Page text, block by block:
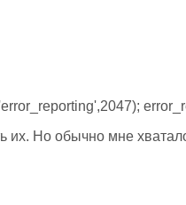
их. Но обычно мне